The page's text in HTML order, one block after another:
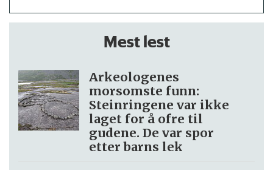
Mest lest
Arkeologenes
morsomste funn:
Steinringene var ikke
laget for å ofre til
gudene. De var spor
etter barns lek